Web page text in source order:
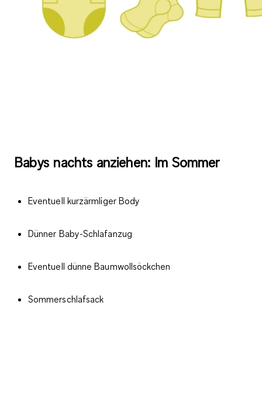
Babys nachts anziehen: Im Sommer
Eventuell kurzärmliger Body
Dünner Baby-Schlafanzug
Eventuell dünne Baumwollsöckchen
Sommerschlafsack